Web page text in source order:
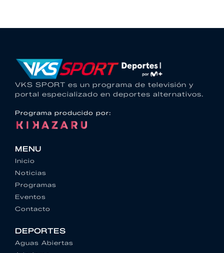
VKS SPORT es un programa de televisión y
portal especializado en deportes alternativos.
Programa producido por:
MENU
Inicio
Noticias
Programas
Eventos
Contacto
DEPORTES
Aguas Abiertas